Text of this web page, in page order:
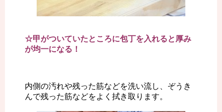
☆甲がついていたところに包丁を入れると厚み
が均一になる！
内側の汚れや残った筋などを洗い流し、ぞうき
んで残った筋などをよく拭き取ります。